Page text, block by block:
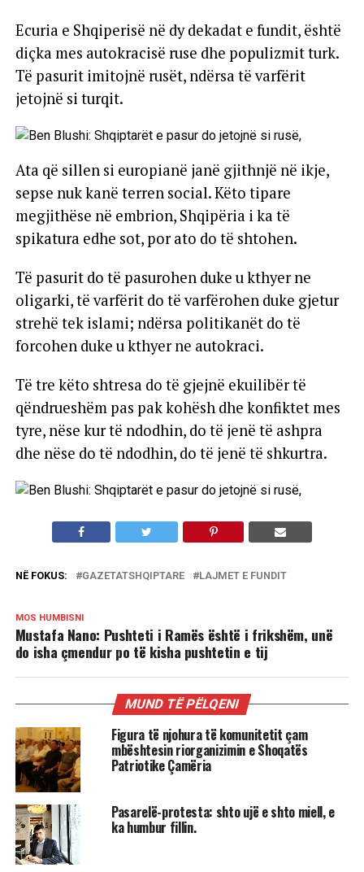
Ecuria e Shqiperisë në dy dekadat e fundit, është
diçka mes autokracisë ruse dhe populizmit turk.
Të pasurit imitojnë rusët, ndërsa të varfërit
jetojnë si turqit.
Ata që sillen si europianë janë gjithnjë në ikje,
sepse nuk kanë terren social. Këto tipare
megjithëse në embrion, Shqipëria i ka të
spikatura edhe sot, por ato do të shtohen.
Të pasurit do të pasurohen duke u kthyer ne
oligarki, të varfërit do të varfërohen duke gjetur
strehë tek islami; ndërsa politikanët do të
forcohen duke u kthyer ne autokraci.
Të tre këto shtresa do të gjejnë ekuilibër të
qëndrueshëm pas pak kohësh dhe konfiktet mes
tyre, nëse kur të ndodhin, do të jenë të ashpra
dhe nëse do të ndodhin, do të jenë të shkurtra.
NË FOKUS: GAZETATSHQIPTARE LAJMET E FUNDIT
MOS HUMBISNI
Mustafa Nano: Pushteti i Ramës është i frikshëm, unë
do isha çmendur po të kisha pushtetin e tij
MUND TË PËLQENI
Figura të njohura të komunitetit çam
mbështesin riorganizimin e Shoqatës
Patriotike Çamëria
Pasarelë-protesta: shto ujë e shto miell, e
ka humbur fillin.